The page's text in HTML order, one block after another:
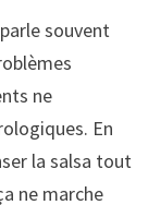
souvent
ne
En
la salsa tout
ne marche